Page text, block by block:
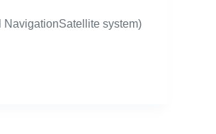
system)